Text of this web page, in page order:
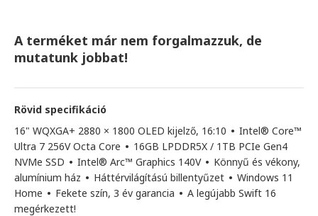
A terméket már nem forgalmazzuk, de
mutatunk jobbat!
Rövid specifikáció
16" WQXGA+ 2880 × 1800 OLED kijelző, 16:10 • Intel® Core™
Ultra 7 256V Octa Core • 16GB LPDDR5X / 1TB PCIe Gen4
NVMe SSD • Intel® Arc™ Graphics 140V • Könnyű és vékony,
alumínium ház • Háttérvilágítású billentyűzet • Windows 11
Home • Fekete szín, 3 év garancia • A legújabb Swift 16
megérkezett!